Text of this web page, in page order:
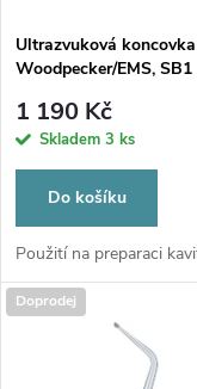
p
r
o
d
u
s
p
r
o
d
u
Ultrazvuková
Woodpecker/EMS, SB1
1 190 Kč
Skladem 3 ks
Do košíku
Použití na preparaci
Doprodej